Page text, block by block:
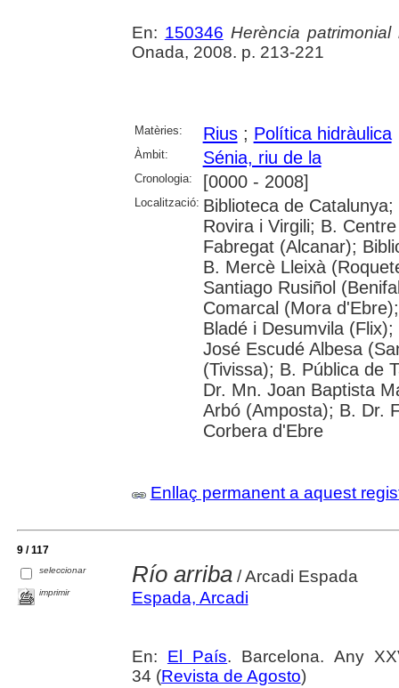
En: 150346 Herència
Onada, 2008. p. 213-221
Matèries: Rius; Política hidràulica
Àmbit: Sénia, riu de la
Cronologia: [0000 - 2008]
Localització: Biblioteca de
Rovira i Virgili; B.
Fabregat (Alcanar);
B. Mercè Lleixà
Santiago Rusiñol
Comarcal (Mora
Bladé i Desumvila
José Escudé Albesa
(Tivissa); B. Pública de
Dr. Mn. Joan Baptista
Arbó (Amposta); B. Dr.
Corbera d'Ebre
Enllaç permanent a aquest
9 / 117
seleccionar
imprimir
Río arriba/ Arcadi Espada
Espada, Arcadi
En: El País. Barcelona. Any
34 (Revista de Agosto)